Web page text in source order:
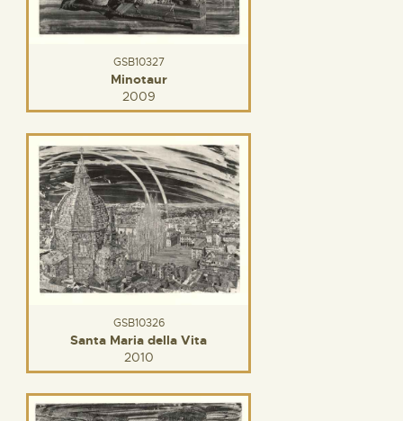
GSB10327
Minotaur
2009
GSB10326
Santa Maria della Vita
2010